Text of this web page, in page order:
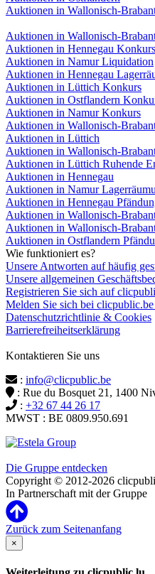
Auktionen in Wallonisch-
Auktionen in Wallonisch-
Auktionen in Hennegau Konkurs
Auktionen in Namur Liquidation
Auktionen in Hennegau
Auktionen in Lüttich Konkurs
Auktionen in Ostflandern
Auktionen in Namur Konkurs
Auktionen in Wallonisch-
Auktionen in Lüttich
Auktionen in Wallonisch-
Auktionen in Lüttich Ruhende
Auktionen in Hennegau
Auktionen in Namur
Auktionen in Hennegau
Auktionen in Wallonisch-
Auktionen in Wallonisch-
Auktionen in Ostflandern
Wie funktioniert es?
Unsere Antworten auf häufig
Unsere allgemeinen
Registrieren Sie sich auf
Melden Sie sich bei clicpublic.be
Datenschutzrichtlinie & Cookies
Barrierefreiheitserklärung
Kontaktieren Sie uns
: info@clicpublic.be
: Rue du Bosquet 21, 1400
: +32 67 44 26 17
MWST : BE 0809.950.691
Die Gruppe entdecken
Copyright © 2012-2026
In Partnerschaft mit der Gruppe
Zurück zum Seitenanfang
×